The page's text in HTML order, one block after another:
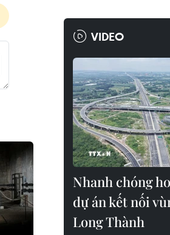
VIDEO
Nhanh chóng
dự án kết nối
Long Thành